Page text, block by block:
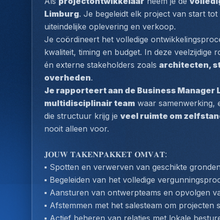
Limburg. Je begeleidt elk project van start
uiteindelijke oplevering en verkoop.
Je coördineert het volledige
kwaliteit, timing en budget. In deze veelzijdige
én externe stakeholders zoals architecten,
overheden.
Je rapporteert aan de Business Manager
multidisciplinair team waar samenwerking,
die structuur krijg je veel ruimte om
nooit alleen voor.
𝐉𝐎𝐔𝐖 𝐓𝐀𝐊𝐄𝐍𝐏𝐀𝐊𝐊𝐄𝐓 𝐎𝐌𝐕𝐀𝐓:
▪️ Spotten en verwerven van geschikte
▪️ Begeleiden van het volledige
▪️ Aansturen van ontwerpteams en opvolgen
▪️ Afstemmen met het salesteam om projecten